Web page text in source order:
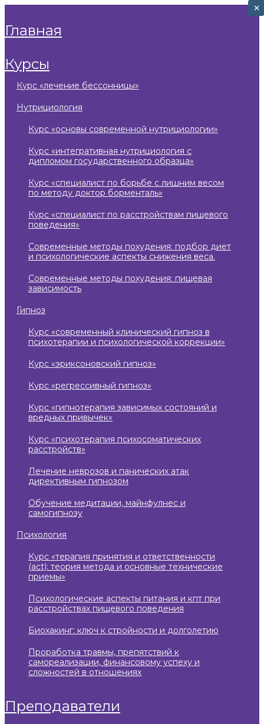
главная
курсы
курс «лечение бессонницы»
нутрициология
курс «основы современной нутрициологии»
курс «интегративная нутрициология с
дипломом государственного образца»
курс «специалист по борьбе с лишним весом
по методу доктор борменталь»
курс «специалист по расстройствам пищевого
поведения»
современные методы похудения: подбор диет
и психологические аспекты снижения веса.
современные методы похудения: пищевая
зависимость
гипноз
курс «современный клинический гипноз в
психотерапии и психологической коррекции»
курс «эриксоновский гипноз»
курс «регрессивный гипноз»
курс «гипнотерапия зависимых состояний и
вредных привычек»
курс «психотерапия психосоматических
расстройств»
лечение неврозов и панических атак
директивным гипнозом
обучение медитации, майнфулнес и
самогипнозу
психология
курс «терапия принятия и ответственности
(act): теория метода и основные технические
приемы»
психологические аспекты питания и кпт при
расстройствах пищевого поведения
биохакинг: ключ к стройности и долголетию
проработка травмы, препятствий к
самореализации, финансовому успеху и
сложностей в отношениях
преподаватели
×
×